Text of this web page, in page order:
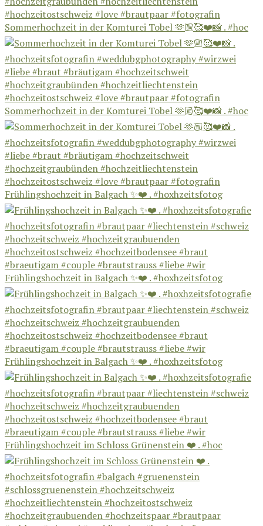
Sommerhochzeit in der Komturei Tobel 🫶🏼🥰❤️📸 . #hoc
Sommerhochzeit in der Komturei Tobel 🫶🏼🥰❤️📸 . #hoc
Frühlingshochzeit in Balgach ✨❤️ . #hoxhzeitsfotog
Frühlingshochzeit in Balgach ✨❤️ . #hoxhzeitsfotog
Frühlingshochzeit in Balgach ✨❤️ . #hoxhzeitsfotog
Frühlingshochzeit im Schloss Grünenstein ❤️ . #hoc